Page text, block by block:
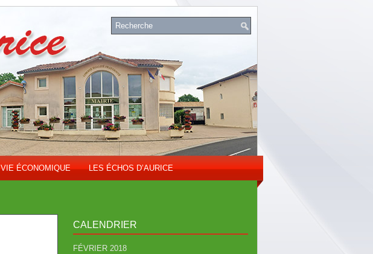
VIE ÉCONOMIQUE LES ÉCHOS D’AURICE
CALENDRIER
FÉVRIER 2018